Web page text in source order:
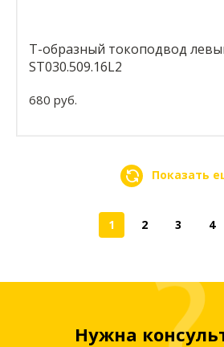
Т-образный токоподвод
ST030.509.16L2
680 руб.
Показать
1 2 3 4
Нужна